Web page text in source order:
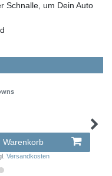
Schnalle, um Dein Auto
Warenkorb
Versandkosten